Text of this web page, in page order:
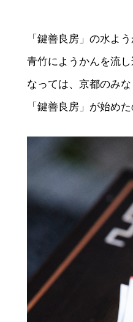
「鍵善良房」の水よ
青竹にようかんを流
なっては、京都のみ
「鍵善良房」が始め